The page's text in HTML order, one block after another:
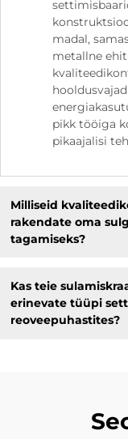
madal,
metallne
pikk tööiga
pikaajalisi
Milliseid
rakendate oma
tagamiseks?
Kas teie
erinevate tüüpi
reoveepuhastites?